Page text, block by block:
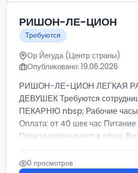
РИШОН-ЛЕ-ЦИОН
Требуются
Ор Йегуда (Центр страны)
Опубликовано: 19.06.2026
РИШОН-ЛЕ-ЦИОН ЛЕГКАЯ
ДЕВУШЕК Требуются
ПЕКАРНЮ nbsp; Рабочие
Оплата: от 40 шек час
Проезд оплачивается nbsp;
бумага,...
0 просмотров